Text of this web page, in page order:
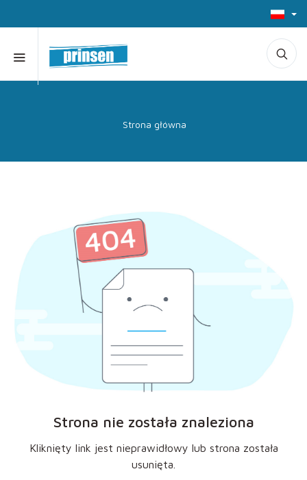
Strona główna
Strona nie została znaleziona
Kliknięty link jest nieprawidłowy lub strona została
usunięta.